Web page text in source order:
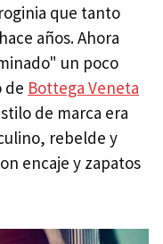
que tanto
años. Ahora
un poco
de Bottega Veneta
de marca era
rebelde y
encaje y zapatos